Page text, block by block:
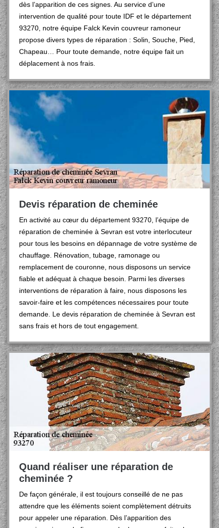
dès l’apparition de ces signes. Au service d’une
intervention de qualité pour toute IDF et le département
93270, notre équipe Falck Kevin couvreur ramoneur
propose divers types de réparation : Solin, Souche, Pied,
Chapeau… Pour toute demande, notre équipe fait un
déplacement à nos frais.
Devis réparation de cheminée
En activité au cœur du département 93270, l’équipe de
réparation de cheminée à Sevran est votre interlocuteur
pour tous les besoins en dépannage de votre système de
chauffage. Rénovation, tubage, ramonage ou
remplacement de couronne, nous disposons un service
fiable et adéquat à chaque besoin. Parmi les diverses
interventions de réparation à faire, nous disposons les
savoir-faire et les compétences nécessaires pour toute
demande. Le devis réparation de cheminée à Sevran est
sans frais et hors de tout engagement.
Quand réaliser une réparation de
cheminée ?
De façon générale, il est toujours conseillé de ne pas
attendre que les éléments soient complètement détruits
pour appeler une réparation. Dès l’apparition des